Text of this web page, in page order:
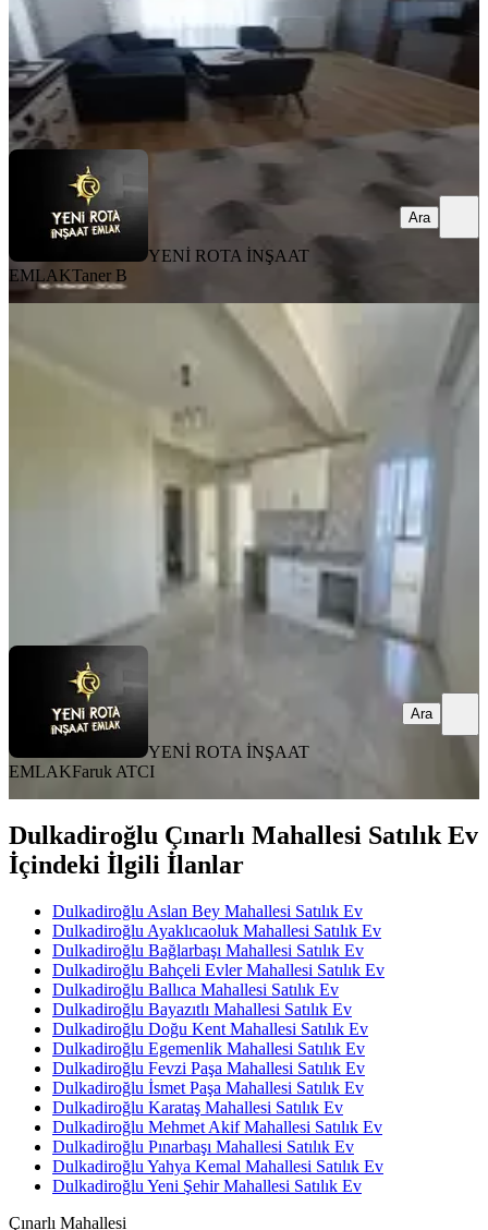
YENİ ROTA İNŞAAT EMLAK
Ara
YENİ ROTA İNŞAAT
EMLAKTaner B
Ara
Yeni Rota Emlaktan Ara Kat Satılık
Daire
Dulkadiroğlu, Mehmet Akif Mahallesi
2+0· 31.07.2026
2.350.000 ₺
YENİ ROTA İNŞAAT EMLAK Faruk ATCI
YENİ ROTA İNŞAAT
EMLAKFaruk ATCI
Ara
Dulkadiroğlu Çınarlı Mahallesi Satılık Ev
İçindeki İlgili İlanlar
Dulkadiroğlu Aslan Bey Mahallesi Satılık Ev
Dulkadiroğlu Ayaklıcaoluk Mahallesi Satılık Ev
Dulkadiroğlu Bağlarbaşı Mahallesi Satılık Ev
Dulkadiroğlu Bahçeli Evler Mahallesi Satılık Ev
Dulkadiroğlu Ballıca Mahallesi Satılık Ev
Dulkadiroğlu Bayazıtlı Mahallesi Satılık Ev
Dulkadiroğlu Doğu Kent Mahallesi Satılık Ev
Dulkadiroğlu Egemenlik Mahallesi Satılık Ev
Dulkadiroğlu Fevzi Paşa Mahallesi Satılık Ev
Dulkadiroğlu İsmet Paşa Mahallesi Satılık Ev
Dulkadiroğlu Karataş Mahallesi Satılık Ev
Dulkadiroğlu Mehmet Akif Mahallesi Satılık Ev
Dulkadiroğlu Pınarbaşı Mahallesi Satılık Ev
Dulkadiroğlu Yahya Kemal Mahallesi Satılık Ev
Dulkadiroğlu Yeni Şehir Mahallesi Satılık Ev
Çınarlı Mahallesi